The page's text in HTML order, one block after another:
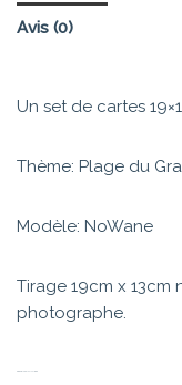
Avis (0)
Un set de cartes
Thème: Plage du
Modèle: NoWane
Tirage 19cm x 13cm
photographe.